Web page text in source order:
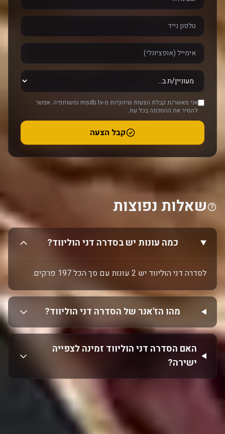
אני מאשר/ת קבלת הצעות שיווקיות מ-msdb.tv ומשותפיה. אפשר
להסיר את ההסכמה בכל עת.
קבל הצעה
שאלות נפוצות
כמה עונות יש בסדרה דני הוליווד?
לסדרה דני הוליווד יש 2 עונות עם סך הכל 197 פרקים.
מהו הז'אנר של הסדרה דני הוליווד?
האם הסדרה דני הוליווד זמינה לצפייה
ישירה?